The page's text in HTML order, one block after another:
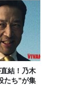
結！乃木
たち”が集